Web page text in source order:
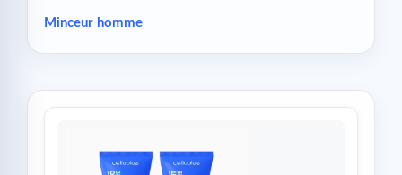
Minceur homme